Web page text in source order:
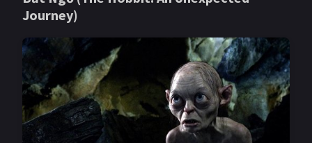
Tình cảm - Lãng mạn
Giật gân Gia đình
Bí ẩn Lịch sử
Viễn Tây Tiểu sử
GameShow DramaTV
Journey)